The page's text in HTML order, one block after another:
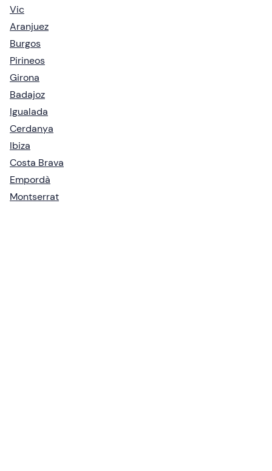
Vic
Aranjuez
Burgos
Pirineos
Girona
Badajoz
Igualada
Cerdanya
Ibiza
Costa Brava
Empordà
Montserrat